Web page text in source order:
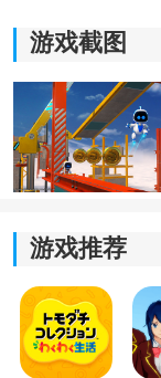
2、攻防策略：
战斗中不仅能主
抓准时机甚至可
探索过程中会遇
器、武器模块与
4、环境互动解谜
游戏截图
游戏推荐